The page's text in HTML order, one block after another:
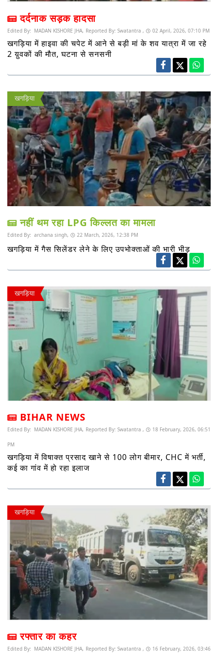
दर्दनाक सड़क हादसा
Edited By: MADAN KISHORE JHA, Reported By: Swatantra , 02 April, 2026, 07:10 PM
खगड़िया में हाइवा की चपेट में आने से बड़ी मां के शव यात्रा में जा रहे
2 य़ुवकों की मौत, घटना से सनसनी
खगड़िया
नहीं थम रहा LPG किल्लत का मामला
Edited By: archana singh, 22 March, 2026, 12:38 PM
खगड़िया में गैस सिलेंडर लेने के लिए उपभोक्ताओं की भारी भीड़
खगड़िया
BIHAR NEWS
Edited By: MADAN KISHORE JHA, Reported By: Swatantra , 18 February, 2026, 06:51
PM
खगड़िया में विषाक्त प्रसाद खाने से 100 लोग बीमार, CHC में भर्ती,
कई का गांव में हो रहा इलाज
खगड़िया
रफ्तार का कहर
Edited By: MADAN KISHORE JHA, Reported By: Swatantra , 16 February, 2026, 03:46